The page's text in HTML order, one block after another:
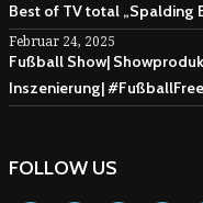
Best of TV total „Spalding
Februar 24, 2025
Fußball Show|
Inszenierung|
FOLLOW US